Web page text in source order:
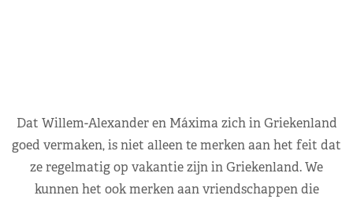
Dat Willem-Alexander en Máxima zich in Griekenland
goed vermaken, is niet alleen te merken aan het feit dat
ze regelmatig op vakantie zijn in Griekenland. We
kunnen het ook merken aan vriendschappen die